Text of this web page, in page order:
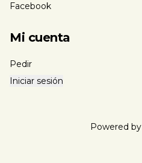
Facebook
Mi cuenta
Pedir
Iniciar sesión
Powered by